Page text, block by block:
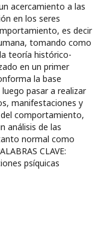
acercamiento a las
en los seres
es decir
tomando como
teoría histórico-
en un primer
la base
pasar a realizar
manifestaciones y
comportamiento,
análisis de las
normal como
CLAVE:
psíquicas